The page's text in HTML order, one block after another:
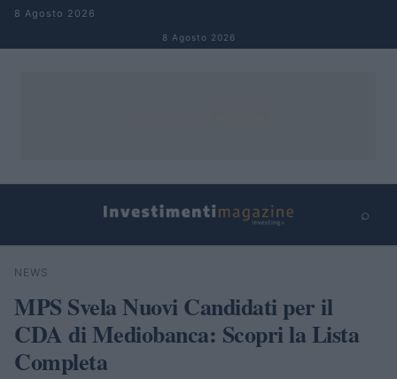
Salta al contenuto
8 Agosto 2026
8 Agosto 2026
⌕
Cerca
NEWS
MPS Svela Nuovi Candidati per il
CDA di Mediobanca: Scopri la Lista
Completa